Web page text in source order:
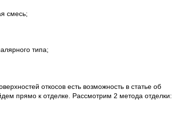
смесь;
типа;
откосов есть возможность в статье об
прямо к отделке. Рассмотрим 2 метода отделки: